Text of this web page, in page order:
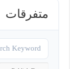
متفرقات